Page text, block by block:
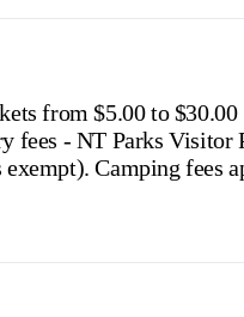
from $5.00 to $30.00
fees - NT Parks Visitor
residents exempt).